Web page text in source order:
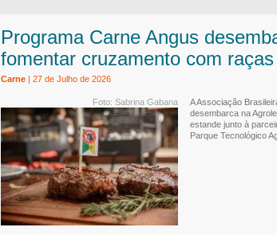
Programa Carne Angus
fomentar cruzamento com
Carne | 27 de Julho de 2026
Foto: Sabrina Gabana
A Associação
desembarca na
estande junto à
Parque Tecnológico